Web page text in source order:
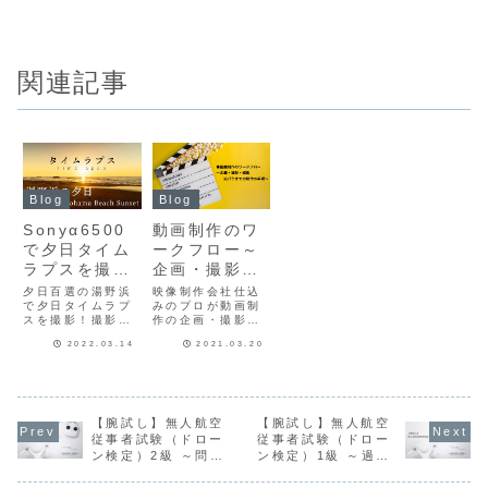
関連記事
Blog
Sonyα6500
で夕日タイム
ラプスを撮
る！撮影のコ
ツは？【in 湯
野浜】
夕日百選の湯野浜
で夕日タイムラプ
スを撮影！撮影の
に便利なアプリ、
2022.03.14
Blog
動画制作のワ
ークフロー～
企画・撮影・
編集・完パケ
までの手順～
映像制作会社仕込
みのプロが動画制
作の企画・撮影・
の流れ、手順を解
2021.03.20
【腕試し】無人航空
従事者試験（ドロー
ン検定）2級 ～問題
【腕試し】無人航空
従事者試験（ドロー
ン検定）1級 ～過去